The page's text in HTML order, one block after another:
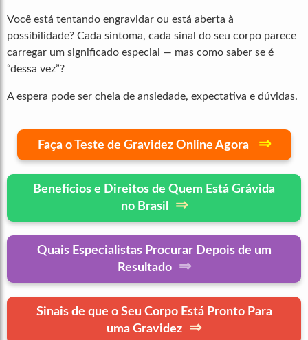
Você está tentando engravidar ou está aberta à
possibilidade? Cada sintoma, cada sinal do seu corpo parece
carregar um significado especial — mas como saber se é
“dessa vez”?
A espera pode ser cheia de ansiedade, expectativa e dúvidas.
Faça o Teste de Gravidez Online Agora ⇒
Benefícios e Direitos de Quem Está Grávida
no Brasil
⇒
Quais Especialistas Procurar Depois de um
Resultado
⇒
Sinais de que o Seu Corpo Está Pronto Para
uma Gravidez
⇒